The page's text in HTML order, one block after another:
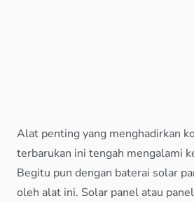
Alat penting yang menghadirkan
terbarukan ini tengah mengalami
Begitu pun dengan baterai solar
oleh alat ini. Solar panel atau